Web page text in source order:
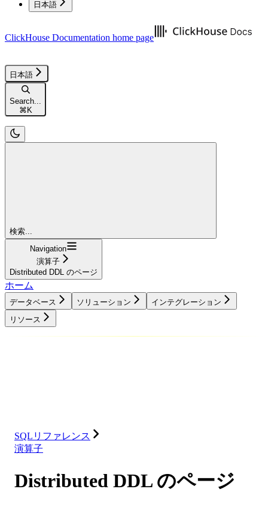
日本語
ClickHouse Documentation home page
日本語
Search...
⌘K
検索...
Navigation
演算子
Distributed DDL のページ
ホーム
データベース ソリューション
インテグレーション
リソース
SQLリファレンス
演算子
Distributed DDL のページ